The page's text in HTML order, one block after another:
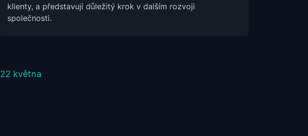
klienty, a představují důležitý krok v dalším rozvoji
společnosti.
22 května